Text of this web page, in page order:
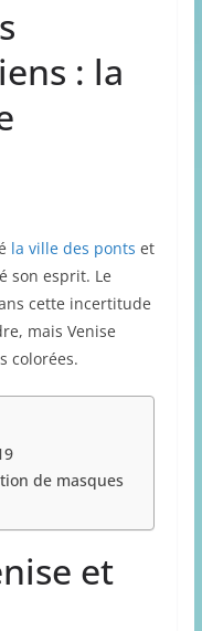
: la
la ville des ponts et
son esprit. Le
cette incertitude
mais Venise
colorées.
de masques
et